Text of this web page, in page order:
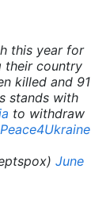
this year for
their country
killed and 91
stands with
to withdraw
June